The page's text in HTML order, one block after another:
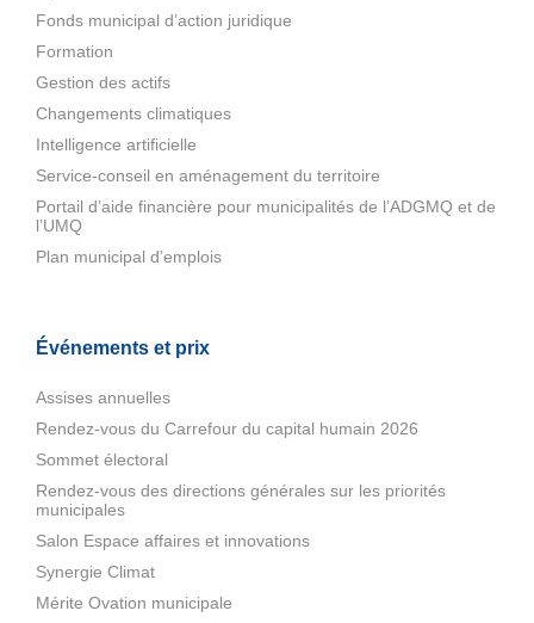
Fonds municipal d’action juridique
Formation
Gestion des actifs
Changements climatiques
Intelligence artificielle
Service-conseil en aménagement du territoire
Portail d’aide financière pour municipalités de l’ADGMQ et de
l’UMQ
Plan municipal d’emplois
Événements et prix
Assises annuelles
Rendez-vous du Carrefour du capital humain 2026
Sommet électoral
Rendez-vous des directions générales sur les priorités
municipales
Salon Espace affaires et innovations
Synergie Climat
Mérite Ovation municipale